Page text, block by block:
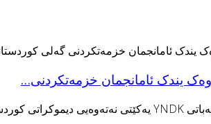
یندک ئامانجمان خزمەتکردنى…